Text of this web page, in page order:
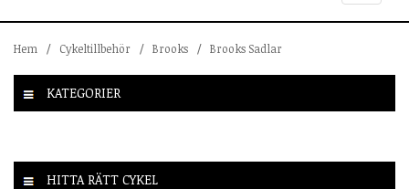
navigation
Hem / Cykeltillbehör / Brooks / Brooks Sadlar
KATEGORIER
HITTA RÄTT CYKEL